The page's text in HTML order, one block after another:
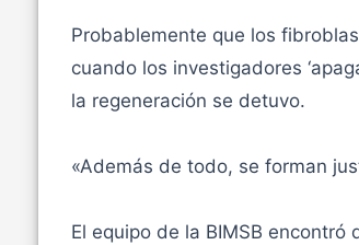
Probablemente que los
cuando los investigadores
la regeneración se detuvo.
«Además de todo, se forman
El equipo de la BIMSB